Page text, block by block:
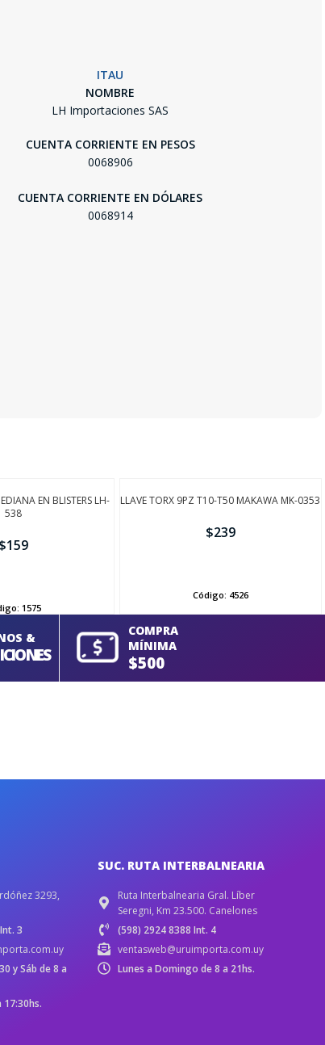
ITAU
NOMBRE
LH Importaciones SAS
CUENTA CORRIENTE EN PESOS
0068906
CUENTA CORRIENTE EN DÓLARES
0068914
EN BLISTERS LH-
538
$159
1575
LLAVE TORX 9PZ T10-T50 MAKAWA MK-0353
$239
Código: 4526
&
COMPRA
MÍNIMA
$500
3293,
3
y Sáb de 8 a
SUC. RUTA INTERBALNEARIA
Ruta Interbalnearia Gral. Líber
Seregni, Km 23.500. Canelones
(598) 2924 8388 Int. 4
ventasweb@uruimporta.com.uy
Lunes a Domingo de 8 a 21hs.